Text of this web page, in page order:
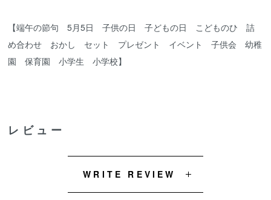
【端午の節句 5月5日 子供の日 子どもの日 こどものひ 詰
め合わせ おかし セット プレゼント イベント 子供会 幼稚
園 保育園 小学生 小学校】
レビュー
WRITE REVIEW